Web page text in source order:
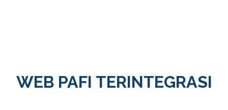
WEB PAFI TERINTEGRASI